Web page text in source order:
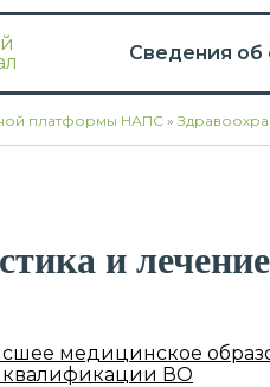
Сведения об
платформы НАПС »
и
медицинское
ВО